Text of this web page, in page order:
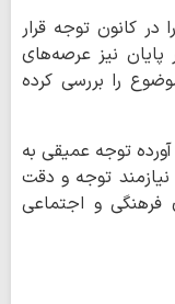
در کانون توجه قرار
پایان نیز عرصه‌های
را بررسی کرده
توجه عمیقی به
توجه و دقت
فرهنگی و اجتماعی